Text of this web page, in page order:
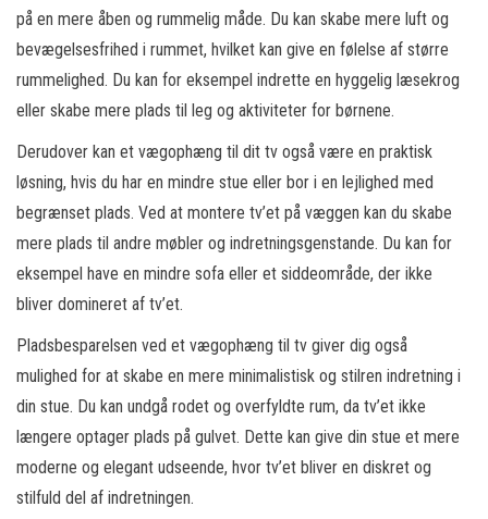
på en mere åben og rummelig måde. Du kan skabe mere luft og
bevægelsesfrihed i rummet, hvilket kan give en følelse af større
rummelighed. Du kan for eksempel indrette en hyggelig læsekrog
eller skabe mere plads til leg og aktiviteter for børnene.
Derudover kan et vægophæng til dit tv også være en praktisk
løsning, hvis du har en mindre stue eller bor i en lejlighed med
begrænset plads. Ved at montere tv’et på væggen kan du skabe
mere plads til andre møbler og indretningsgenstande. Du kan for
eksempel have en mindre sofa eller et siddeområde, der ikke
bliver domineret af tv’et.
Pladsbesparelsen ved et vægophæng til tv giver dig også
mulighed for at skabe en mere minimalistisk og stilren indretning i
din stue. Du kan undgå rodet og overfyldte rum, da tv’et ikke
længere optager plads på gulvet. Dette kan give din stue et mere
moderne og elegant udseende, hvor tv’et bliver en diskret og
stilfuld del af indretningen.